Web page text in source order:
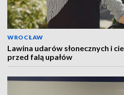
WROCŁAW
Lawina udarów słonecznych i
przed falą upałów